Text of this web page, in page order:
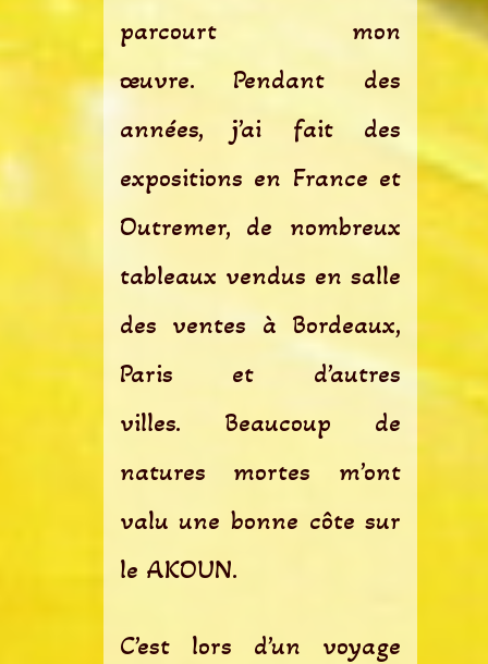
parcourt mon
œuvre. Pendant des
années, j’ai fait des
expositions en France et
Outremer, de nombreux
tableaux vendus en salle
des ventes à Bordeaux,
Paris et d’autres
villes. Beaucoup de
natures mortes m’ont
valu une bonne côte sur
le AKOUN.
C’est lors d’un voyage